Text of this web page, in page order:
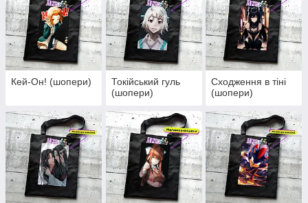
Кей-Он! (шопери)
Токійський гуль
(шопери)
Сходження в тіні
(шопери)